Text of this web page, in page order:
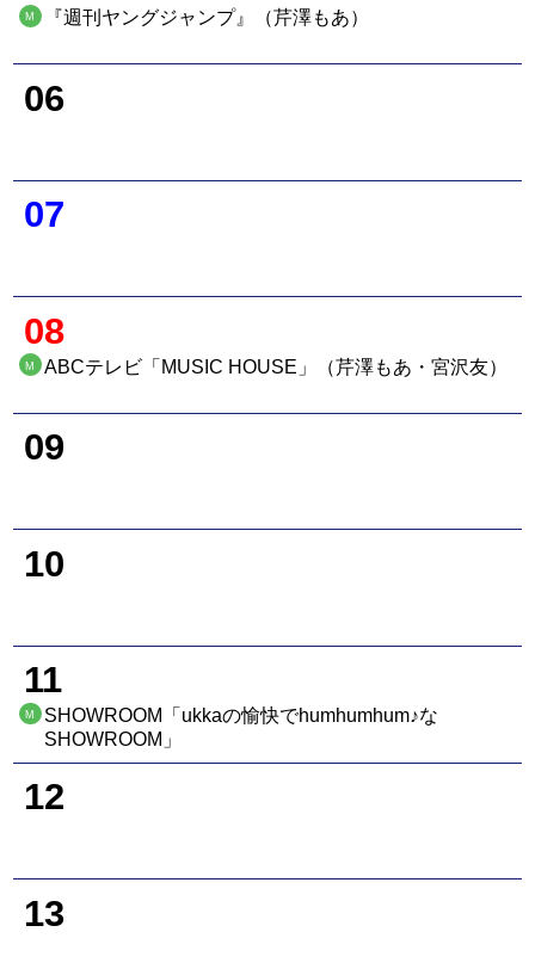
M 『週刊ヤングジャンプ』（芹澤もあ）
06
07
08
M ABCテレビ「MUSIC HOUSE」（芹澤もあ・宮沢友）
09
10
11
M
SHOWROOM「ukkaの愉快でhumhumhum♪な
SHOWROOM」
12
13